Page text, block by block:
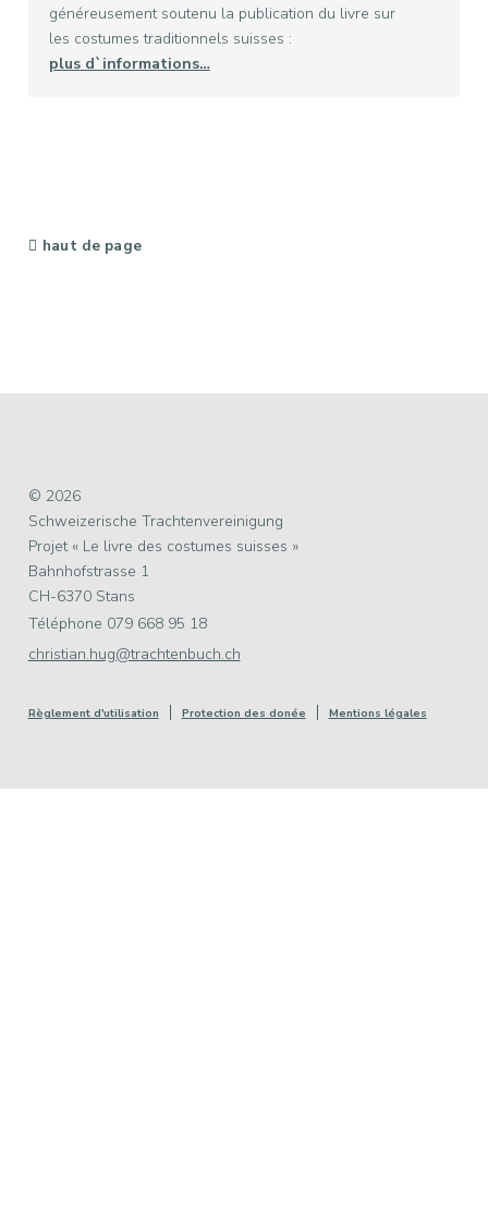
généreusement soutenu la publication du livre sur
les costumes traditionnels suisses :
plus d`informations…
haut de page
© 2026
Schweizerische Trachtenvereinigung
Projet « Le livre des costumes suisses »
Bahnhofstrasse 1
CH-6370 Stans
Téléphone 079 668 95 18
christian.hug@trachtenbuch.ch
Règlement d'utilisation Protection des donée Mentions légales